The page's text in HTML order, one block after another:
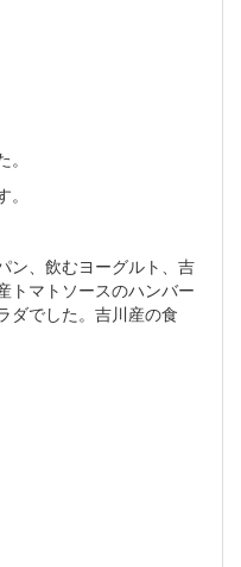
ン、飲むヨーグルト、吉
トマトソースのハンバー
ダでした。吉川産の食